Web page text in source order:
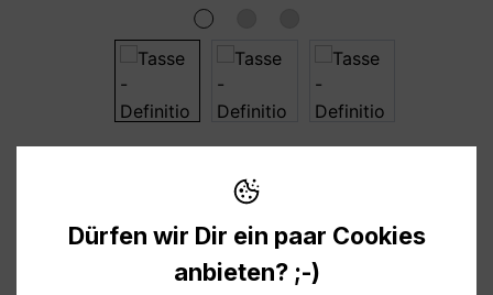
Preise inkl. MwSt. zzgl. Versandkosten
Verfügbar, Lieferzeit: 1-3 Tage
Dürfen wir Dir ein paar Cookies
anbieten? ;-)